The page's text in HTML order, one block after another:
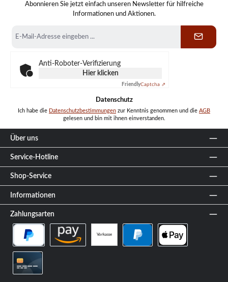
Abonnieren Sie jetzt einfach unseren Newsletter für hilfreiche
Informationen und Aktionen.
Mail-
Anti-Roboter-Verifizierung
Hier klicken
FriendlyCaptcha ⇗
Datenschutz
Ich habe die Datenschutzbestimmungen zur Kenntnis genommen und die AGB
gelesen und bin mit ihnen einverstanden.
Über uns
Service-Hotline
Shop-Service
Informationen
Zahlungsarten
Vorkasse
PayPal Später Bezahlen